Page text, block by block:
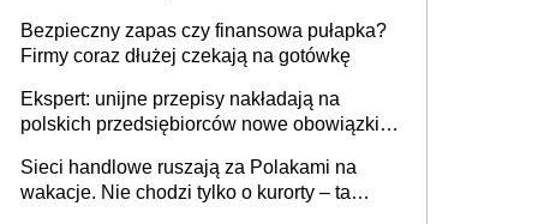
Bezpieczny zapas czy finansowa pułapka?
Firmy coraz dłużej czekają na gotówkę
Ekspert: unijne przepisy nakładają na
polskich przedsiębiorców nowe obowiązki w
Sieci handlowe ruszają za Polakami na
wakacje. Nie chodzi tylko o kurorty – ta